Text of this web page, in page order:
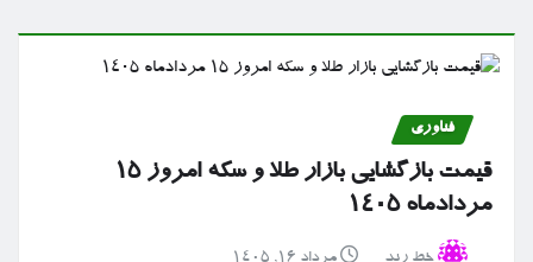
فناوری
قیمت بازگشایی بازار طلا و سکه امروز ۱۵
مردادماه ۱۴۰۵